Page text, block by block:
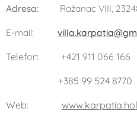
Adresa: Ražanac VIII,
E-mail:
Telefon: +421 911 066 166
+385 99 524 8770
Web: